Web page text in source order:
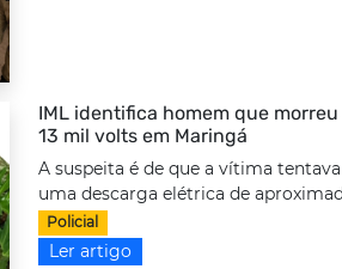
IML identifica homem que
13 mil volts em Maringá
A suspeita é de que a vítima
uma descarga elétrica de
Policial
Ler artigo